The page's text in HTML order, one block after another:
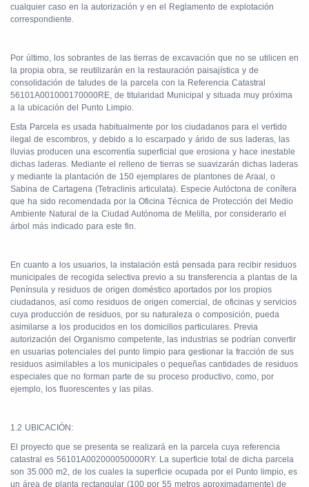
cualquier caso en la autorización y en el Reglamento de explotación
correspondiente.
Por último, los sobrantes de las tierras de excavación que no se utilicen en
la propia obra, se reutilizarán en la restauración paisajística y de
consolidación de taludes de la parcela con la Referencia Catastral
56101A001000170000RE, de titularidad Municipal y situada muy próxima
a la ubicación del Punto Limpio.
Esta Parcela es usada habitualmente por los ciudadanos para el vertido
ilegal de escombros, y debido a lo escarpado y árido de sus laderas, las
lluvias producen una escorrentía superficial que erosiona y hace inestable
dichas laderas. Mediante el relleno de tierras se suavizarán dichas laderas
y mediante la plantación de 150 ejemplares de plantones de Araal, o
Sabina de Cartagena (Tetraclinis articulata). Especie Autóctona de conífera
que ha sido recomendada por la Oficina Técnica de Protección del Medio
Ambiente Natural de la Ciudad Autónoma de Melilla, por considerarlo el
árbol más indicado para este fin.
En cuanto a los usuarios, la instalación está pensada para recibir residuos
municipales de recogida selectiva previo a su transferencia a plantas de la
Península y residuos de origen doméstico aportados por los propios
ciudadanos, así como residuos de origen comercial, de oficinas y servicios
cuya producción de residuos, por su naturaleza o composición, pueda
asimilarse a los producidos en los domicilios particulares. Previa
autorización del Organismo competente, las industrias se podrían convertir
en usuarias potenciales del punto limpio para gestionar la fracción de sus
residuos asimilables a los municipales o pequeñas cantidades de residuos
especiales que no forman parte de su proceso productivo, como, por
ejemplo, los fluorescentes y las pilas.
1.2 UBICACIÓN:
El proyecto que se presenta se realizará en la parcela cuya referencia
catastral es 56101A002000050000RY. La superficie total de dicha parcela
son 35.000 m2, de los cuales la superficie ocupada por el Punto limpio, es
un área de planta rectangular (100 por 55 metros aproximadamente) de